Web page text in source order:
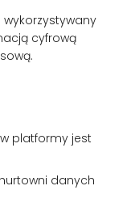
cyfrową
platformy jest
danych